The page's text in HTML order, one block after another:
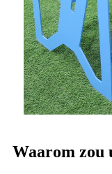
Waarom zou